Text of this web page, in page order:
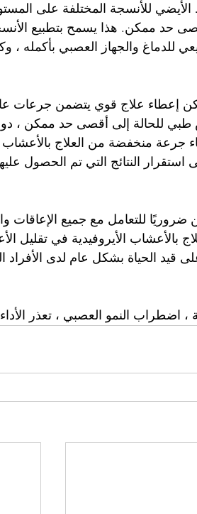
الأيضي للأنسجة المختلفة على
حد ممكن. هذا يسمح بتطبيع
للدماغ والجهاز العصبي بأكمله ،
إعطاء علاج قوي يتضمن جرعات
انعكاس طبي للحالة إلى أقصى حد
جرعة منخفضة من العلاج
النتائج التي تم الحصول
للتعامل مع جميع الإعاقات
بالأعشاب الأيروفيدية في تقليل
قيد الحياة بشكل عام لدى الأفراد
، اضطراب النمو العصبي ، تعذر الأداء